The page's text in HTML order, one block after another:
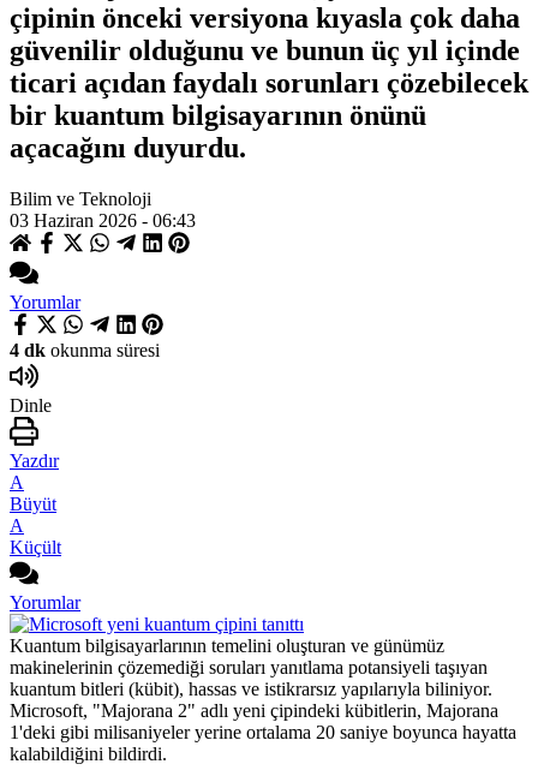
çipinin önceki versiyona kıyasla çok daha
güvenilir olduğunu ve bunun üç yıl içinde
ticari açıdan faydalı sorunları çözebilecek
bir kuantum bilgisayarının önünü
açacağını duyurdu.
Bilim ve Teknoloji
03 Haziran 2026 - 06:43
Yorumlar
4 dk okunma süresi
Dinle
Yazdır
A
Büyüt
A
Küçült
Yorumlar
Kuantum bilgisayarlarının temelini oluşturan ve günümüz
makinelerinin çözemediği soruları yanıtlama potansiyeli taşıyan
kuantum bitleri (kübit), hassas ve istikrarsız yapılarıyla biliniyor.
Microsoft, "Majorana 2" adlı yeni çipindeki kübitlerin, Majorana
1'deki gibi milisaniyeler yerine ortalama 20 saniye boyunca hayatta
kalabildiğini bildirdi.